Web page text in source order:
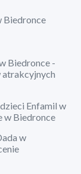
Biedronce
Biedronce -
atrakcyjnych
Enfamil w
w Biedronce
w